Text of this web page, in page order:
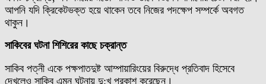
আপনি যদি ক্রিকেটভক্ত হয়ে থাকেন তবে নিজের পদক্ষেপ সম্পর্কে অবগত
থাকুন।
সাকিবের ঘটনা শিশিরের কাছে চক্রান্ত
সাকিব পত্নী একে পক্ষপাতদুষ্ট আম্পায়ারিংয়ের বিরুদ্ধে প্রতিবাদ হিসেবে
দেখলেও সাকিব এমন ঘটনায় দু:খ প্রকাশ করেছেন।